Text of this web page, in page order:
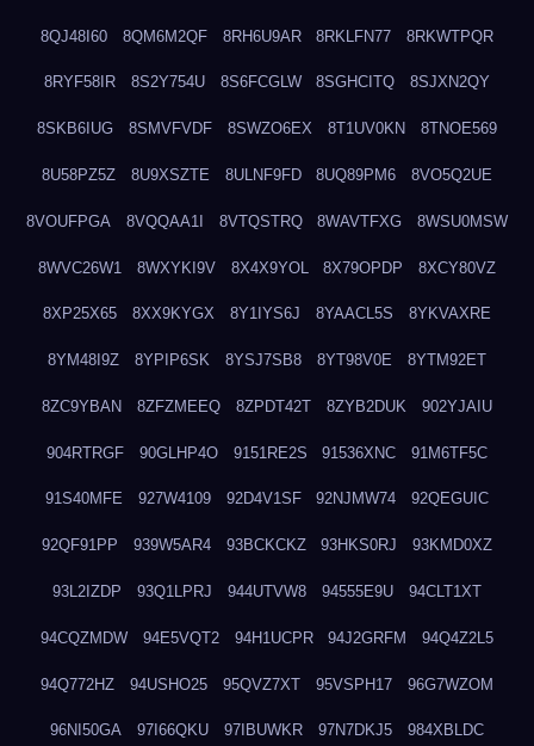
8QJ48I60 8QM6M2QF 8RH6U9AR 8RKLFN77 8RKWTPQR
8RYF58IR 8S2Y754U 8S6FCGLW 8SGHCITQ 8SJXN2QY
8SKB6IUG 8SMVFVDF 8SWZO6EX 8T1UV0KN 8TNOE569
8U58PZ5Z 8U9XSZTE 8ULNF9FD 8UQ89PM6 8VO5Q2UE
8VOUFPGA 8VQQAA1I 8VTQSTRQ 8WAVTFXG 8WSU0MSW
8WVC26W1 8WXYKI9V 8X4X9YOL 8X79OPDP 8XCY80VZ
8XP25X65 8XX9KYGX 8Y1IYS6J 8YAACL5S 8YKVAXRE
8YM48I9Z 8YPIP6SK 8YSJ7SB8 8YT98V0E 8YTM92ET
8ZC9YBAN 8ZFZMEEQ 8ZPDT42T 8ZYB2DUK 902YJAIU
904RTRGF 90GLHP4O 9151RE2S 91536XNC 91M6TF5C
91S40MFE 927W4109 92D4V1SF 92NJMW74 92QEGUIC
92QF91PP 939W5AR4 93BCKCKZ 93HKS0RJ 93KMD0XZ
93L2IZDP 93Q1LPRJ 944UTVW8 94555E9U 94CLT1XT
94CQZMDW 94E5VQT2 94H1UCPR 94J2GRFM 94Q4Z2L5
94Q772HZ 94USHO25 95QVZ7XT 95VSPH17 96G7WZOM
96NI50GA 97I66QKU 97IBUWKR 97N7DKJ5 984XBLDC